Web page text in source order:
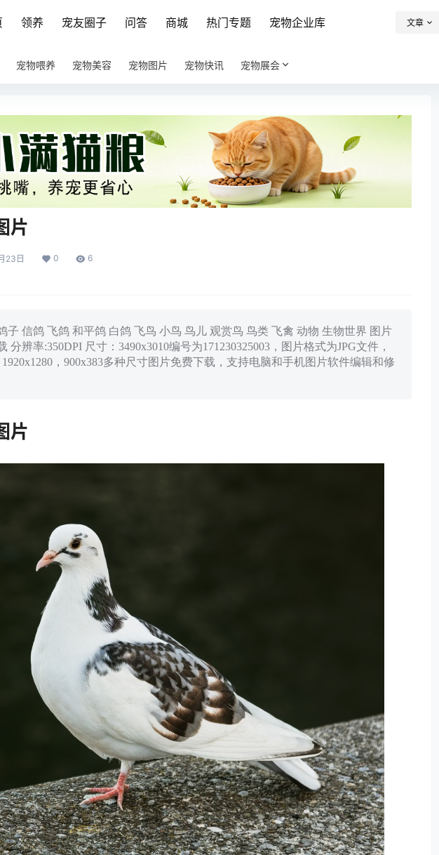
领养 宠友圈子 问答 商城 热门专题 宠物企业库 文章
宠物喂养 宠物美容 宠物图片 宠物快讯 宠物展会
片
23日 0 6
子 信鸽 飞鸽 和平鸽 白鸽 飞鸟 小鸟 鸟儿 观赏鸟 鸟类 飞禽 动物 生物世界 图片
分辨率:350DPI 尺寸：3490x3010编号为171230325003，图片格式为JPG文件，
1920x1280，900x383多种尺寸图片免费下载，支持电脑和手机图片软件编辑和修
片